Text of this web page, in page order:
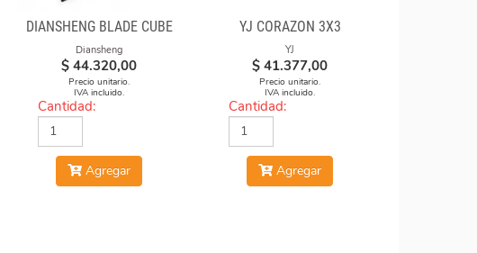
DIANSHENG BLADE CUBE
Diansheng
$ 44.320,00
Precio unitario.
IVA incluido.
Cantidad:
Agregar
YJ CORAZON 3X3
YJ
$ 41.377,00
Precio unitario.
IVA incluido.
Cantidad:
Agregar